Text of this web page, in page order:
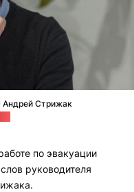
Андрей Стрижак
по эвакуации
руководителя